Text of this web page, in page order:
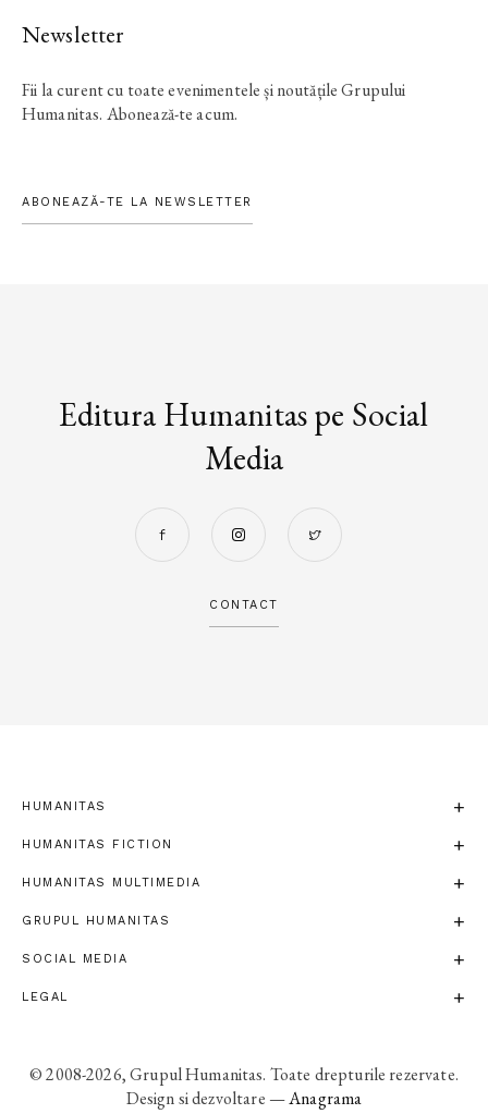
Newsletter
Fii la curent cu toate evenimentele și noutățile Grupului
Humanitas. Abonează-te acum.
ABONEAZĂ-TE LA NEWSLETTER
Editura Humanitas pe Social
Media
CONTACT
HUMANITAS
HUMANITAS FICTION
HUMANITAS MULTIMEDIA
GRUPUL HUMANITAS
SOCIAL MEDIA
LEGAL
© 2008-2026, Grupul Humanitas. Toate drepturile rezervate.
Design si dezvoltare —Anagrama